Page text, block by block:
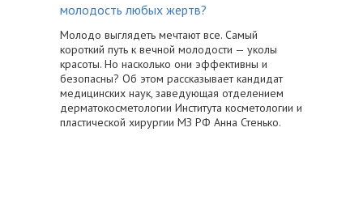
молодость любых жертв?
Молодо выглядеть мечтают все. Самый
короткий путь к вечной молодости — уколы
красоты. Но насколько они эффективны и
безопасны? Об этом рассказывает кандидат
медицинских наук, заведующая отделением
дерматокосметологии Института косметологии и
пластической хирургии МЗ РФ Анна Стенько.